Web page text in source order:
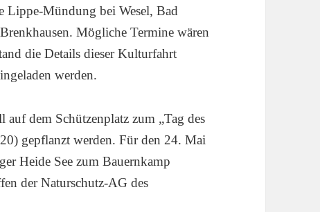
Lippe-Mündung bei Wesel, Bad
Mögliche Termine wären
die Details dieser Kulturfahrt
werden.
dem Schützenplatz zum „Tag des
gepflanzt werden. Für den 24. Mai
Heide See zum Bauernkamp
der Naturschutz-AG des